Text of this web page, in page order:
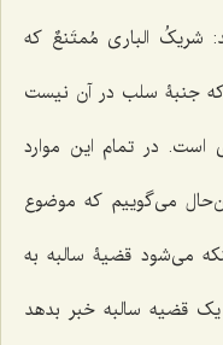
شریکُ الباری مُمتَنعٌ که
جنبۀ سلب در آن نیست
در تمام این موارد
می‌گوییم که موضوع
می‌شود قضیۀ سالبه به
قضیه سالبه خبر بدهد